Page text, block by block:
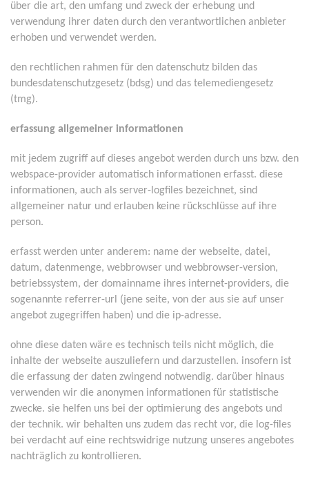
über die art, den umfang und zweck der erhebung und
verwendung ihrer daten durch den verantwortlichen anbieter
erhoben und verwendet werden.
den rechtlichen rahmen für den datenschutz bilden das
bundesdatenschutzgesetz (bdsg) und das telemediengesetz
(tmg).
erfassung allgemeiner informationen
mit jedem zugriff auf dieses angebot werden durch uns bzw. den
webspace-provider automatisch informationen erfasst. diese
informationen, auch als server-logfiles bezeichnet, sind
allgemeiner natur und erlauben keine rückschlüsse auf ihre
person.
erfasst werden unter anderem: name der webseite, datei,
datum, datenmenge, webbrowser und webbrowser-version,
betriebssystem, der domainname ihres internet-providers, die
sogenannte referrer-url (jene seite, von der aus sie auf unser
angebot zugegriffen haben) und die ip-adresse.
ohne diese daten wäre es technisch teils nicht möglich, die
inhalte der webseite auszuliefern und darzustellen. insofern ist
die erfassung der daten zwingend notwendig. darüber hinaus
verwenden wir die anonymen informationen für statistische
zwecke. sie helfen uns bei der optimierung des angebots und
der technik. wir behalten uns zudem das recht vor, die log-files
bei verdacht auf eine rechtswidrige nutzung unseres angebotes
nachträglich zu kontrollieren.